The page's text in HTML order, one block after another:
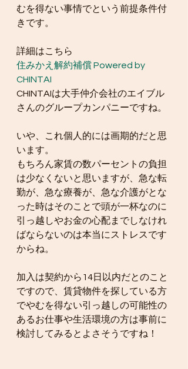
むを得ない事情でという前提条件付
きです。
詳細はこちら
住みかえ解約補償 Powered by
CHINTAI
CHINTAIは大手仲介会社のエイブル
さんのグループカンパニーですね。
いや、これ個人的には画期的だと思
います。
もちろん家賃の数パーセントの負担
は少なくないと思いますが、急な転
勤が、急な療養が、急な介護がとな
った時はそのことで頭が一杯なのに
引っ越しやお金の心配までしなけれ
ばならないのは本当にストレスです
からね。
加入は契約から14日以内だとのこと
ですので、賃貸物件を探している方
でやむを得ない引っ越しの可能性の
あるお仕事や生活環境の方は事前に
検討してみるとよさそうですね！